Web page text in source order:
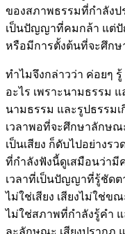
ของสภาพธรรมที่กำลังป
เป็นปัญญาที่คมกล้า แต่ปั
หรือมีการตั้งต้นที่จะศึกษ
ทำไมจึงกล่าวว่า ค่อยๆ
อะไร เพราะนามธรรม แ
นามธรรม และรูปธรรม
เวลาพอที่จะศึกษาลักษณ
เป็นเสียง ก็ดับไปอย่างร
ที่กำลังฟังนี้ดูเสมือนว่ามี
เวลาที่เป็นปัญญาที่รู้ชัดต
ไม่ใช่เสียง เสียงไม่ใช่ข
ไม่ใช่สภาพที่กำลังรู้คำ แ
ละลักษณะ เสียงปรากฏ